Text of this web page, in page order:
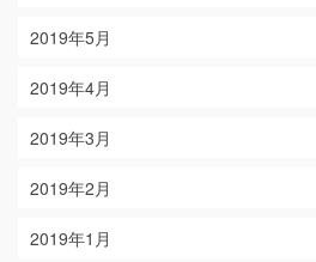
2019年5月
2019年4月
2019年3月
2019年2月
2019年1月